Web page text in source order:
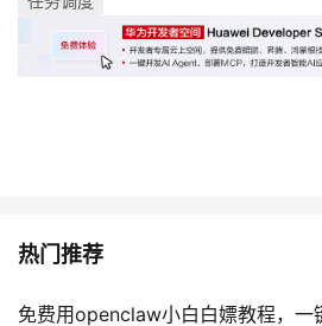
热门推荐
免费用openclaw小白白嫖教程，